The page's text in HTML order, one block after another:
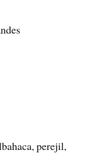
perejil,